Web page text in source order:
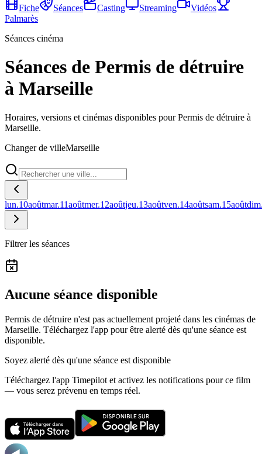
Fiche
Séances Casting Streaming
Vidéos
Palmarès
Séances cinéma
Séances de Permis de détruire
à Marseille
Horaires, versions et cinémas disponibles pour Permis de détruire à
Marseille.
Changer de villeMarseille
lun.10aoûtmar.11aoûtmer.12aoûtjeu.13aoûtven.14aoûtsam.15août
Filtrer les séances
Aucune séance disponible
Permis de détruire n'est pas actuellement projeté dans les cinémas de
Marseille. Téléchargez l'app pour être alerté dès qu'une séance est
disponible.
Soyez alerté dès qu'une séance est disponible
Téléchargez l'app Timepilot et activez les notifications pour ce film
— vous serez prévenu en temps réel.